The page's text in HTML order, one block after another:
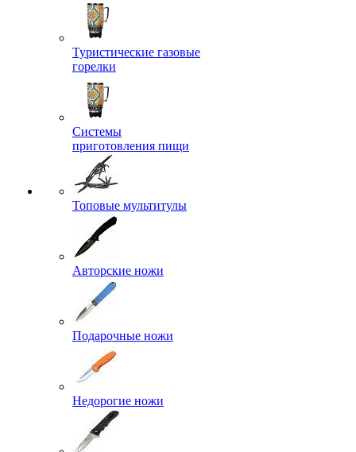
Туристические газовые
горелки
Системы
приготовления пищи
Топовые мультитулы
Авторские ножи
Подарочные ножи
Недорогие ножи